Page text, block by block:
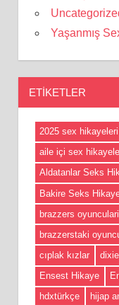
Yaşanmış
ETIKETLER
2025 sex hikayeleri
aile içi sex
Aldatanlar Seks
Bakire Seks
brazzers oyunculari
brazzerstaki
cıplak kızlar
Ensest Hikaye
hdxtürkçe
hijap